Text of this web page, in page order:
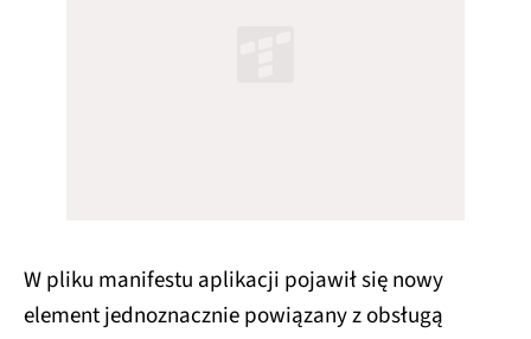
W pliku manifestu aplikacji pojawił się nowy
element jednoznacznie powiązany z obsługą